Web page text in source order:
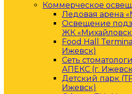
Коммерческое
Ледовая арена
Освещение
ЖК
Food Hall
Ижевск)
Сеть
АПЕКС (г.
Детский парк
Ижевск)